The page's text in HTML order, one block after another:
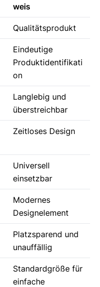
weis
Qualitätsprodukt
Eindeutige
Produktidentifikati
on
Langlebig und
überstreichbar
Zeitloses Design
Universell
einsetzbar
Modernes
Designelement
Platzsparend und
unauffällig
Standardgröße für
einfache